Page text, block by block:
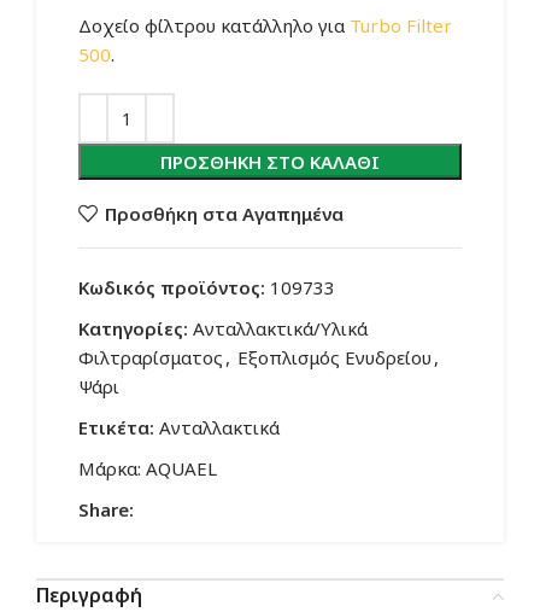
Δοχείο φίλτρου κατάλληλο για Turbo Filter
500.
ΠΡΟΣΘΉΚΗ ΣΤΟ ΚΑΛΆΘΙ
Προσθήκη στα Αγαπημένα
Κωδικός προϊόντος: 109733
Κατηγορίες: Ανταλλακτικά/Υλικά
Φιλτραρίσματος , Εξοπλισμός Ενυδρείου ,
Ψάρι
Ετικέτα: Ανταλλακτικά
Μάρκα: AQUAEL
Share:
Περιγραφή